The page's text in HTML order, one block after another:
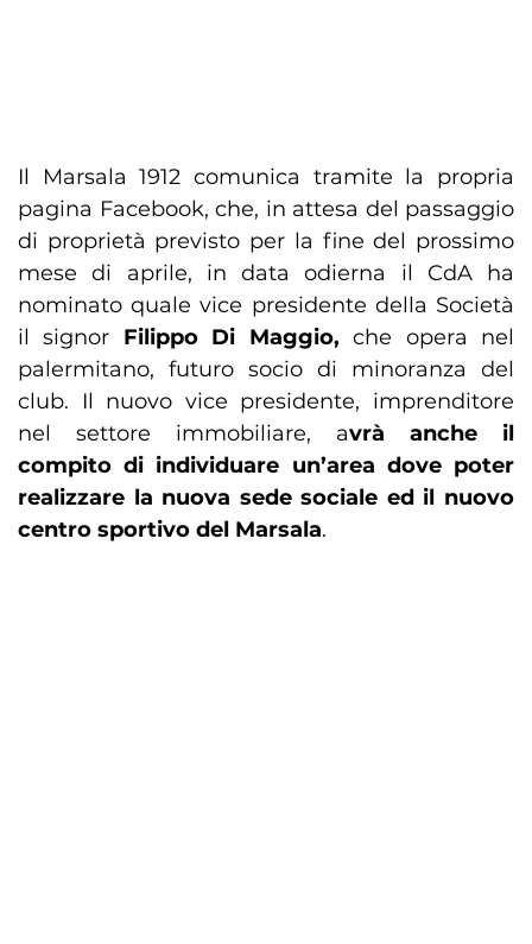
Il Marsala 1912 comunica tramite la propria
pagina Facebook, che, in attesa del passaggio
di proprietà previsto per la fine del prossimo
mese di aprile, in data odierna il CdA ha
nominato quale vice presidente della Società
il signor Filippo Di Maggio,che opera nel
palermitano, futuro socio di minoranza del
club. Il nuovo vice presidente, imprenditore
nel settore immobiliare, avrà anche il
compito di individuare un’area dove poter
realizzare la nuova sede sociale ed il nuovo
centro sportivo del Marsala.